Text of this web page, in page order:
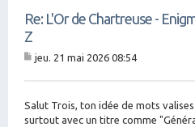
Re: L'Or de Chartreuse -
Z
g
e
jeu. 21 mai 2026 08:54
Salut Trois, ton idée de mots
surtout avec un titre comme